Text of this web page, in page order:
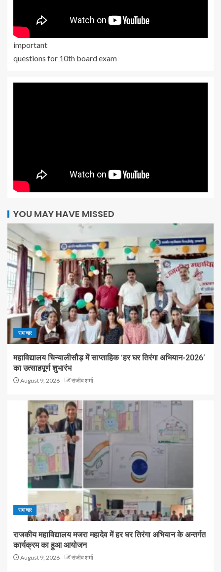
important
questions for 10th board exam
YOU MAY HAVE MISSED
समाचार
महाविद्यालय चिन्यालीसौड़ में साप्ताहिक ‘हर घर तिरंगा अभियान-2026’
का उत्साहपूर्ण शुभारंभ
August 9, 2026 संजीव शर्मा
समाचार
राजकीय महाविद्यालय मजरा महादेव में हर घर तिरंगा अभियान के अन्तर्गत
कार्यक्रम का हुआ आयोजन
August 9, 2026 संजीव शर्मा